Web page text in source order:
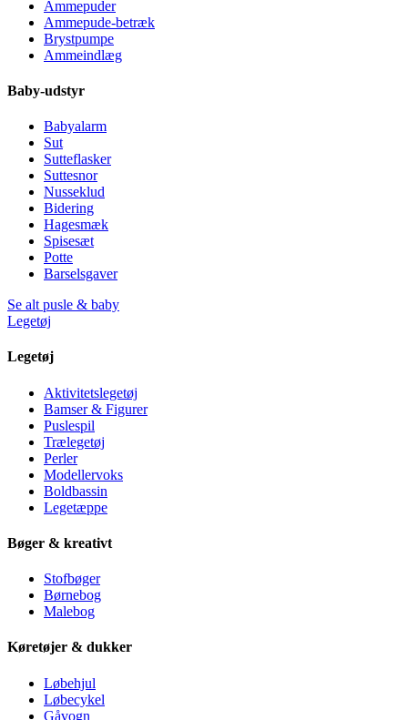
Ammepuder
Ammepude-betræk
Brystpumpe
Ammeindlæg
Baby-udstyr
Babyalarm
Sut
Sutteflasker
Suttesnor
Nusseklud
Bidering
Hagesmæk
Spisesæt
Potte
Barselsgaver
Se alt pusle & baby
Legetøj
Legetøj
Aktivitetslegetøj
Bamser & Figurer
Puslespil
Trælegetøj
Perler
Modellervoks
Boldbassin
Legetæppe
Bøger & kreativt
Stofbøger
Børnebog
Malebog
Køretøjer & dukker
Løbehjul
Løbecykel
Gåvogn